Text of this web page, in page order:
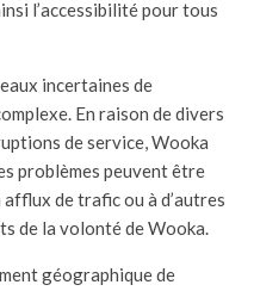
l’accessibilité pour tous
incertaines de
En raison de divers
de service, Wooka
problèmes peuvent être
de trafic ou à d’autres
de la volonté de Wooka.
géographique de